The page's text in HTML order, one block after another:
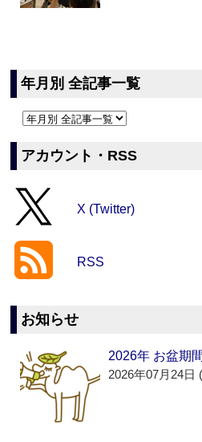
年月別 全記事一覧
アカウント・RSS
X (Twitter)
RSS
お知らせ
2026年 お盆期
2026年07月24日